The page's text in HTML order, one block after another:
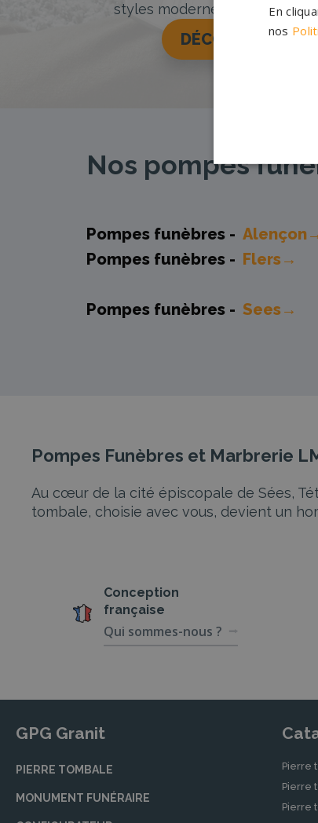
styles modernes, classiques
DÉCOUVREZ
Nos pompes
Pompes funèbres -
Pompes funèbres - Flers→
Pompes funèbres - Sees→
Pompes Funèbres et Marbrerie
Au cœur de la cité épiscopale de Sées,
tombale, choisie avec vous, devient un
Conception
française
Qui sommes-nous ?
GPG Granit
PIERRE TOMBALE
MONUMENT FUNÉRAIRE
Pierre
Pierre
Pierre
En
nos